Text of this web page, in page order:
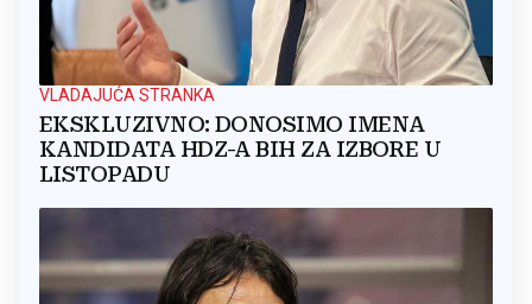
VLADAJUĆA STRANKA
EKSKLUZIVNO: DONOSIMO IMENA
KANDIDATA HDZ-A BIH ZA IZBORE U
LISTOPADU